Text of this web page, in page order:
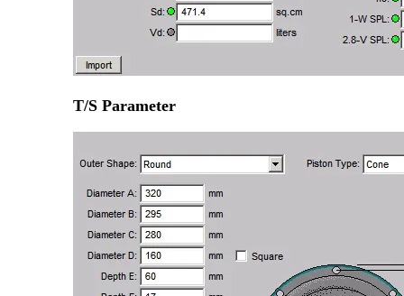
T/S Parameter